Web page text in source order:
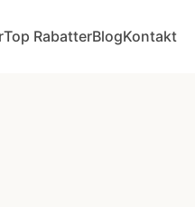
Top RabatterBlogKontakt